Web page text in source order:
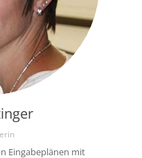
Eingabeplänen mit